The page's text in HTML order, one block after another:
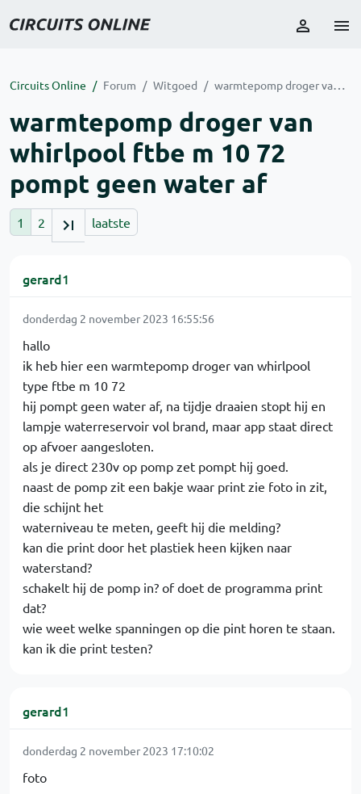
Circuits Online Forum Witgoed warmtepomp droger van whirlpool ftbe m 10 72 pompt geen water af
warmtepomp droger van
whirlpool ftbe m 10 72
pompt geen water af
1 2 laatste
gerard1
donderdag 2 november 2023 16:55:56
hallo
ik heb hier een warmtepomp droger van whirlpool
type ftbe m 10 72
hij pompt geen water af, na tijdje draaien stopt hij en
lampje waterreservoir vol brand, maar app staat direct
op afvoer aangesloten.
als je direct 230v op pomp zet pompt hij goed.
naast de pomp zit een bakje waar print zie foto in zit,
die schijnt het
waterniveau te meten, geeft hij die melding?
kan die print door het plastiek heen kijken naar
waterstand?
schakelt hij de pomp in? of doet de programma print
dat?
wie weet welke spanningen op die pint horen te staan.
kan ik die print testen?
gerard1
donderdag 2 november 2023 17:10:02
foto